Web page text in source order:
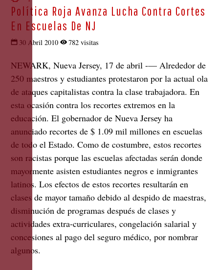
Política Roja Avanza Lucha Contra Cortes
En Escuelas De NJ
30 Abril 2010 782 visitas
NEWARK, Nueva Jersey, 17 de abril -—Alrededor de
250 maestros y estudiantes protestaron por la actual ola
de ataques capitalistas contra la clase trabajadora. En
esta ocasión contra los recortes extremos en la
educación. El gobernador de Nueva Jersey ha
anunciado recortes de $ 1.09 mil millones en escuelas
de todo el Estado. Como de costumbre, estos recortes
son racistas porque las escuelas afectadas serán donde
mayormente asisten estudiantes negros e inmigrantes
latinos. Los efectos de estos recortes resultarán en
clases de mayor tamaño debido al despido de maestras,
disminución de programas después de clases y
actividades extra-curriculares, congelación salarial y
concesiones al pago del seguro médico, por nombrar
algunos.